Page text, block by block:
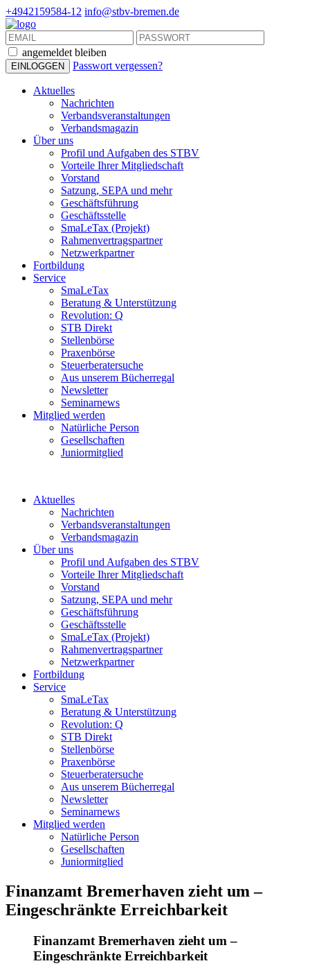
+4942159584-12 info@stbv-bremen.de
angemeldet bleiben
Passwort vergessen?
Aktuelles
Nachrichten
Verbandsveranstaltungen
Verbandsmagazin
Über uns
Profil und Aufgaben des STBV
Vorteile Ihrer Mitgliedschaft
Vorstand
Satzung, SEPA und mehr
Geschäftsführung
Geschäftsstelle
SmaLeTax (Projekt)
Rahmenvertragspartner
Netzwerkpartner
Fortbildung
Service
SmaLeTax
Beratung & Unterstützung
Revolution: Q
STB Direkt
Stellenbörse
Praxenbörse
Steuerberatersuche
Aus unserem Bücherregal
Newsletter
Seminarnews
Mitglied werden
Natürliche Person
Gesellschaften
Juniormitglied
Aktuelles
Nachrichten
Verbandsveranstaltungen
Verbandsmagazin
Über uns
Profil und Aufgaben des STBV
Vorteile Ihrer Mitgliedschaft
Vorstand
Satzung, SEPA und mehr
Geschäftsführung
Geschäftsstelle
SmaLeTax (Projekt)
Rahmenvertragspartner
Netzwerkpartner
Fortbildung
Service
SmaLeTax
Beratung & Unterstützung
Revolution: Q
STB Direkt
Stellenbörse
Praxenbörse
Steuerberatersuche
Aus unserem Bücherregal
Newsletter
Seminarnews
Mitglied werden
Natürliche Person
Gesellschaften
Juniormitglied
Finanzamt Bremerhaven zieht um –
Eingeschränkte Erreichbarkeit
Finanzamt Bremerhaven zieht um –
Eingeschränkte Erreichbarkeit